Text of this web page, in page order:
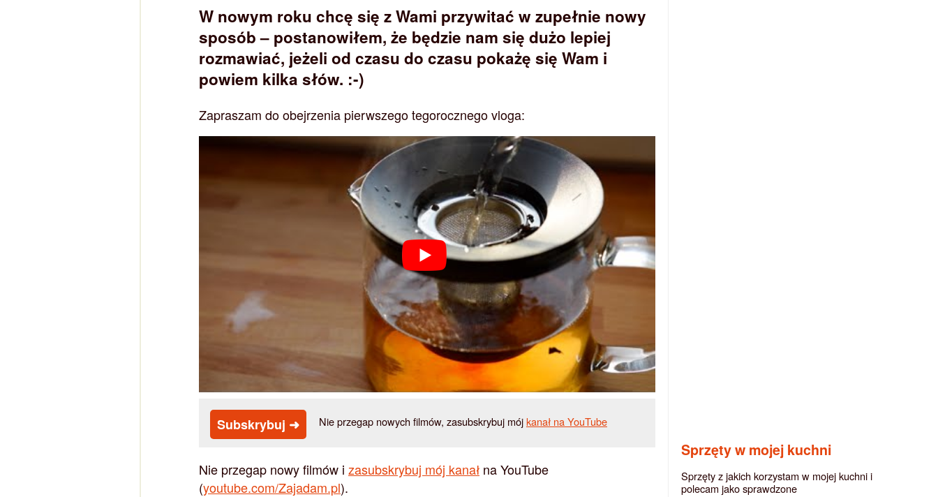
W nowym roku chcę się z Wami przywitać w zupełnie nowy
sposób – postanowiłem, że będzie nam się dużo lepiej
rozmawiać, jeżeli od czasu do czasu pokażę się Wam i
powiem kilka słów. :-)
Zapraszam do obejrzenia pierwszego tegorocznego vloga:
Subskrybuj ➜ Nie przegap nowych filmów, zasubskrybuj mójkanał na YouTube
Nie przegap nowy filmów i zasubskrybuj mój kanał na YouTube
(youtube.com/Zajadam.pl).
Sprzęty w mojej kuchni
Sprzęty z jakich korzystam w mojej kuchni i
polecam jako sprawdzone